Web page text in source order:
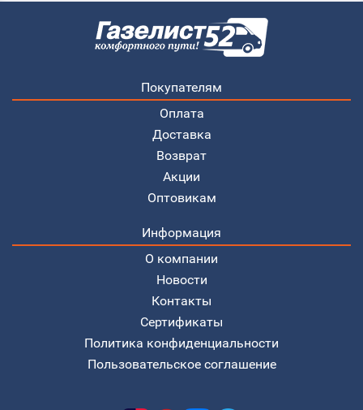
Покупателям
Оплата
Доставка
Возврат
Акции
Оптовикам
Информация
О компании
Новости
Контакты
Сертификаты
Политика конфиденциальности
Пользовательское соглашение